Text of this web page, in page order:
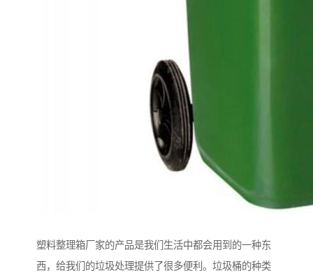
塑料整理箱厂家的产品是我们生活中都会用到的一种东
西，给我们的垃圾处理提供了很多便利。垃圾桶的种类